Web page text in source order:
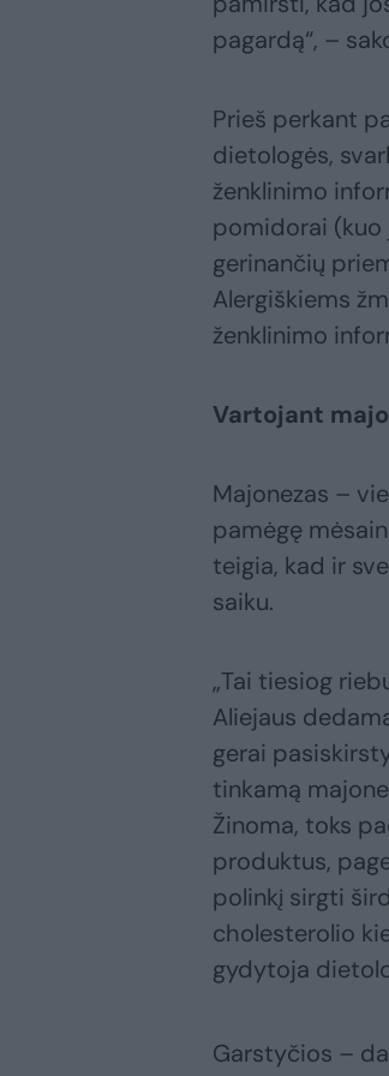
pagardą“, –
Prieš perkant
dietologės,
ženklinimo
pomidorai (kuo
gerinančių
Alergiškiems
ženklinimo
Vartojant
Majonezas –
pamėgę
teigia, kad ir
saiku.
„Tai tiesiog
Aliejaus
gerai
tinkamą
Žinoma, toks
produktus,
polinkį sirgti
cholesterolio
gydytoja
Garstyčios –